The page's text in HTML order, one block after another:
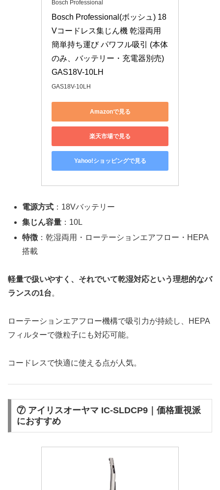
Bosch Professional
Bosch Professional(ボッシュ) 18
Vコードレス集じん機 乾湿両⽤
簡単持ち運び パワフル吸引 (本体
のみ、バッテリー・充電器別売)
GAS18V-10LH
GAS18V-10LH
Amazonで見る
楽天市場で見る
Yahoo!ショッピングで見る
電源方式 ：18Vバッテリー
集じん容量 ：10L
特徴 ：乾湿両用・ローテーションエアフロー・HEPA
搭載
軽量で扱いやすく、それでいて乾湿対応という理想的なバ
ランスの1台。
ローテーションエアフロー機構で吸引力が持続し、HEPA
フィルターで微粒子にも対応可能。
コードレスで快適に使える点が人気。
⑦ アイリスオーヤマ IC-SLDCP9｜価格重視派
におすすめ